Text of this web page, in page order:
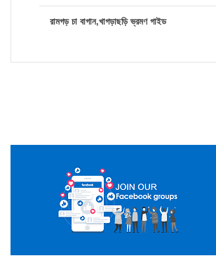
রামগড় চা বাগান,খাগড়াছড়ি ভ্রমণ গাইড